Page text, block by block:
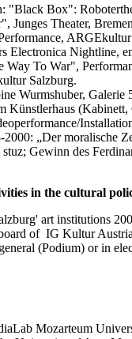
"Black Box":
Junges Theater,
Nightline,
To War",
Salzburg.
Wurmshuber,
Künstlerhaus
„Der moralische
Gewinn des
in the cultural
art institutions
of IG Kultur
(Podium) or in
Mozarteum